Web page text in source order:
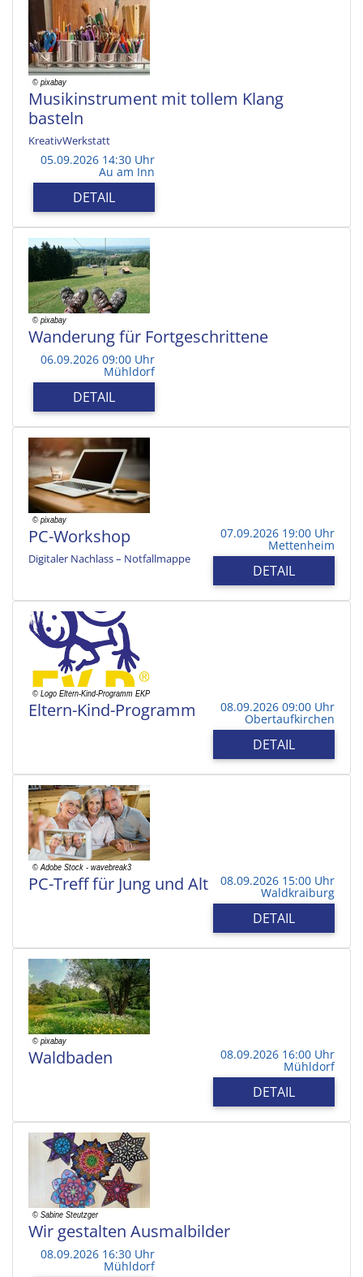
Musikinstrument mit tollem Klang
basteln
KreativWerkstatt
05.09.2026 14:30 Uhr
Au am Inn
DETAIL
Wanderung für Fortgeschrittene
06.09.2026 09:00 Uhr
Mühldorf
DETAIL
PC-Workshop
Digitaler Nachlass – Notfallmappe
07.09.2026 19:00 Uhr
Mettenheim
DETAIL
Eltern-Kind-Programm 08.09.2026 09:00 Uhr
Obertaufkirchen
DETAIL
PC-Treff für Jung und Alt 08.09.2026 15:00 Uhr
Waldkraiburg
DETAIL
Waldbaden 08.09.2026 16:00 Uhr
Mühldorf
DETAIL
Wir gestalten Ausmalbilder
08.09.2026 16:30 Uhr
Mühldorf